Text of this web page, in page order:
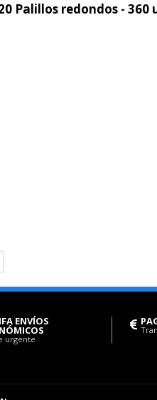
Palillos redondos - 360
ENVÍOS
urgente